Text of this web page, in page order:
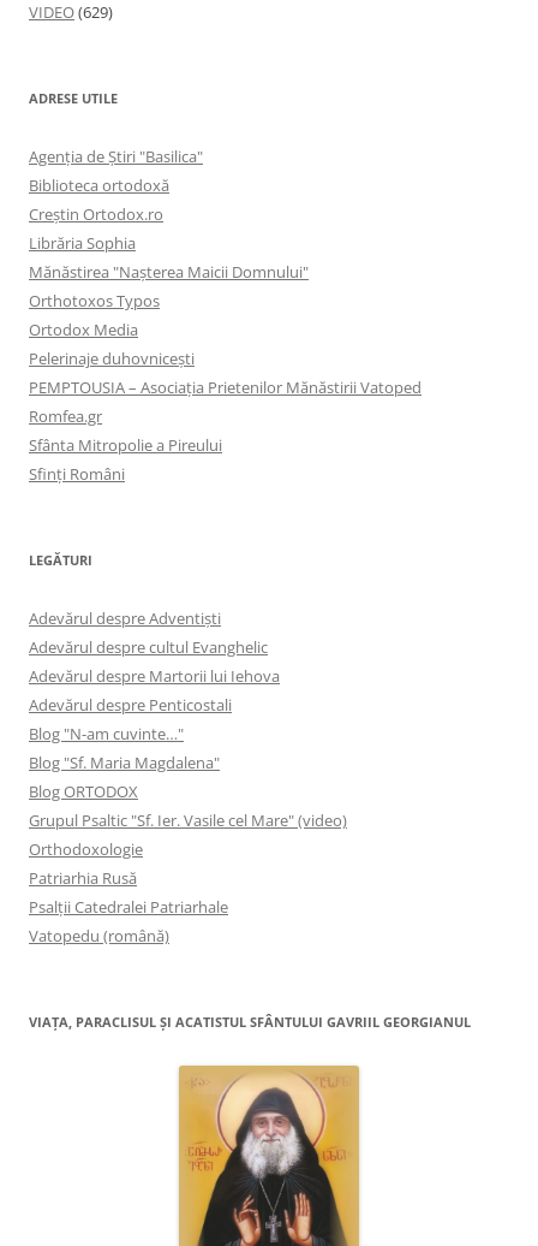
VIDEO(629)
ADRESE UTILE
Agenţia de Ştiri "Basilica"
Biblioteca ortodoxă
Creştin Ortodox.ro
Librăria Sophia
Mănăstirea "Naşterea Maicii Domnului"
Orthotoxos Typos
Ortodox Media
Pelerinaje duhovnicești
PEMPTOUSIA – Asociația Prietenilor Mănăstirii Vatoped
Romfea.gr
Sfânta Mitropolie a Pireului
Sfinţi Români
LEGĂTURI
Adevărul despre Adventişti
Adevărul despre cultul Evanghelic
Adevărul despre Martorii lui Iehova
Adevărul despre Penticostali
Blog "N-am cuvinte…"
Blog "Sf. Maria Magdalena"
Blog ORTODOX
Grupul Psaltic "Sf. Ier. Vasile cel Mare" (video)
Orthodoxologie
Patriarhia Rusă
Psalţii Catedralei Patriarhale
Vatopedu (română)
VIAŢA, PARACLISUL ŞI ACATISTUL SFÂNTULUI GAVRIIL GEORGIANUL